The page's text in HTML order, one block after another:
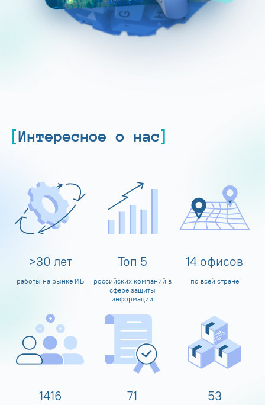
Интересное о нас
>30 лет
работы на рынке ИБ
Топ 5
российских компаний в
сфере защиты
информации
14 офисов
по всей стране
1597 80 60